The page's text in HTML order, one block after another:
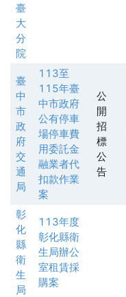
臺
大
分
院
臺
中
市
政
府
交
通
局
113至
115年臺
中市政府
公有停車
場停車費
用委託金
融業者代
扣款作業
案
公
開
招
標
公
告
彰
化
縣
衛
生
局
113年度
彰化縣衛
生局辦公
室租賃採
購案